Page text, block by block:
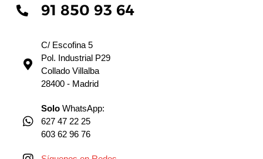
91 850 93 64
C/ Escofina 5
Pol. Industrial P29
Collado Villalba
28400 - Madrid
Solo WhatsApp:
627 47 22 25
603 62 96 76